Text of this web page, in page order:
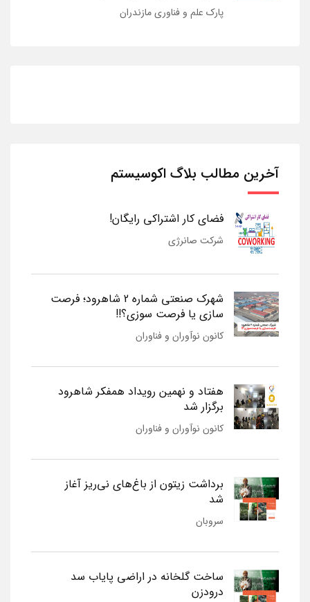
پارک علم و فناوری مازندران
آخرین مطالب بلاگ اکوسیستم
فضای کار اشتراکی رایگان!
شرکت صانرژی
شهرک صنعتی شماره 2 شاهرود؛ فرصت
سازی یا فرصت سوزی؟!!
کانون نوآوران و فناوران
هفتاد و نهمین رویداد همفکر شاهرود
برگزار شد
کانون نوآوران و فناوران
برداشت زیتون از باغ‌های نی‌ریز آغاز
شد
سروبان
ساخت گلخانه در اراضی پایاب سد
درودزن